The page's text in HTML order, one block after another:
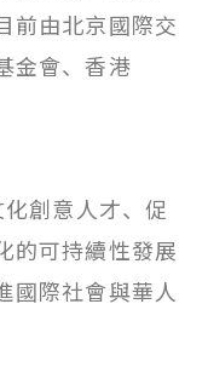
前由北京國際交
金會、香港
創意人才、促
的可持續性發展
國際社會與華人